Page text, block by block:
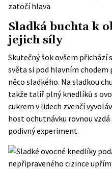
zatočí hlava
Sladká buchta k
jejich síly
Skutečný šok ovšem přichází
světa si pod hlavním
něco sladkého. Na sladkou
takže talíř plný knedlíků s
cukrem v lidech zvenčí
host ochutnávku rovnou
podivný experiment.